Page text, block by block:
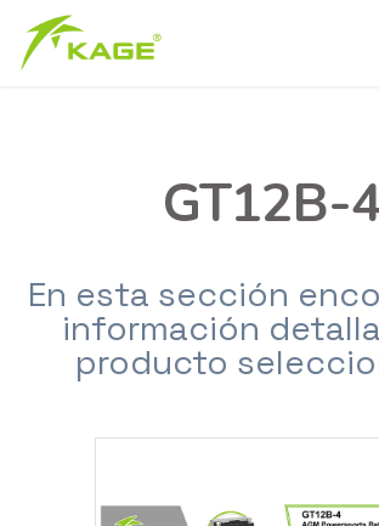
GT12B-
En esta sección
información
producto